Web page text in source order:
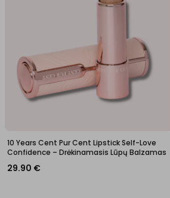
10 Years Cent Pur Cent Lipstick Self-Love
Confidence – Drėkinamasis Lūpų Balzamas
29.90 €